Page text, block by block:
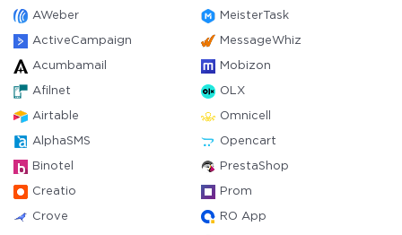
AWeber MeisterTask
ActiveCampaign MessageWhiz
Acumbamail Mobizon
Afilnet OLX
Airtable Omnicell
AlphaSMS Opencart
Binotel PrestaShop
Creatio Prom
Crove RO App